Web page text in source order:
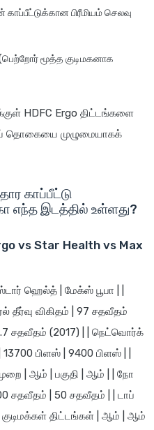
பிரீமியம் செலவு
மூத்த குடிமகனாக
HDFC Ergo திட்டங்களை
தொகையை முழுமையாகக்
காப்பீட்டு
எந்த இடத்தில் உள்ளது?
vs Star Health vs Max
ஹெல்த் | மேக்ஸ் பூபா | |
விகிதம் | 97 சதவீதம்
சதவீதம் (2017) | | நெட்வொர்க்
பிளஸ் | 9400 பிளஸ் | |
| ஆம் | பகுதி | ஆம் | | நோ
சதவீதம் | 50 சதவீதம் | | டாப்
குடிமக்கள் திட்டங்கள் | ஆம் | ஆம்